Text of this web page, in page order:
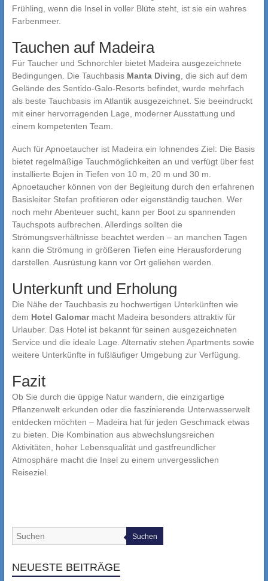
Frühling, wenn die Insel in voller Blüte steht, ist sie ein wahres
Farbenmeer.
Tauchen auf Madeira
Für Taucher und Schnorchler bietet Madeira ausgezeichnete
Bedingungen. Die Tauchbasis Manta Diving , die sich auf dem
Gelände des Sentido-Galo-Resorts befindet, wurde mehrfach
als beste Tauchbasis im Atlantik ausgezeichnet. Sie beeindruckt
mit einer hervorragenden Lage, moderner Ausstattung und
einem kompetenten Team.
Auch für Apnoetaucher ist Madeira ein lohnendes Ziel: Die Basis
bietet regelmäßige Tauchmöglichkeiten an und verfügt über fest
installierte Bojen in Tiefen von 10 m, 20 m und 30 m.
Apnoetaucher können von der Begleitung durch den erfahrenen
Basisleiter Stefan profitieren oder eigenständig tauchen. Wer
noch mehr Abenteuer sucht, kann per Boot zu spannenden
Tauchspots aufbrechen. Allerdings sollten die
Strömungsverhältnisse beachtet werden – an manchen Tagen
kann die Strömung in größeren Tiefen eine Herausforderung
darstellen. Ausrüstung kann vor Ort geliehen werden.
Unterkunft und Erholung
Die Nähe der Tauchbasis zu hochwertigen Unterkünften wie
dem Hotel Galomarmacht Madeira besonders attraktiv für
Urlauber. Das Hotel ist bekannt für seinen ausgezeichneten
Service und die ideale Lage. Alternativ stehen Apartments sowie
weitere Unterkünfte in fußläufiger Umgebung zur Verfügung.
Fazit
Ob Sie durch die üppige Natur wandern, die einzigartige
Pflanzenwelt erkunden oder die faszinierende Unterwasserwelt
entdecken möchten – Madeira hat für jeden Geschmack etwas
zu bieten. Die Kombination aus abwechslungsreichen
Aktivitäten, hoher Lebensqualität und gastfreundlicher
Atmosphäre macht die Insel zu einem unvergesslichen
Reiseziel.
Suchen
NEUESTE BEITRÄGE